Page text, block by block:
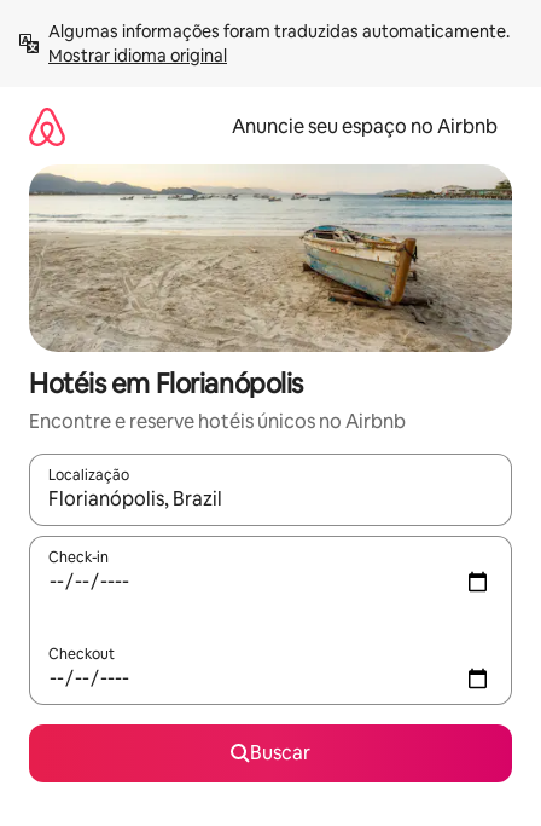
para
Mostrar idioma original
Anuncie seu espaço no Airbnb
Hotéis em Florianópolis
Encontre e reserve hotéis únicos no Airbnb
Localização
Quando os resultados estiverem disponíveis, explore-os
Check-in
Checkout
Buscar